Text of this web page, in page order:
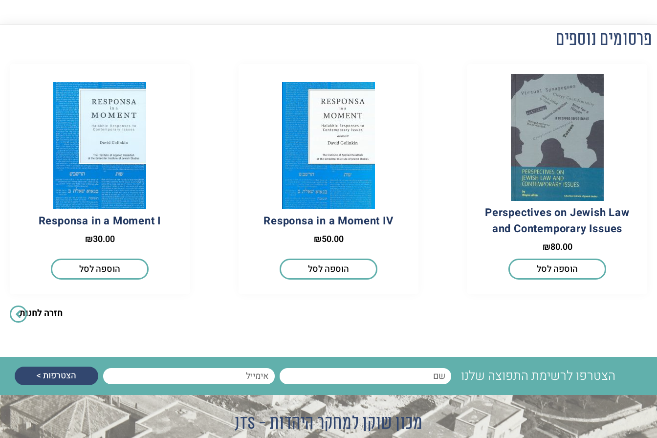
פרסומים נוספים
Perspectives on Jewish Law
and Contemporary Issues
₪80.00
הוספה לסל
Responsa in a Moment IV
₪50.00
הוספה לסל
Responsa in a Moment I
₪30.00
הוספה לסל
חזרה לחנות
הצטרפו לרשימת התפוצה שלנו הצטרפות >
מכון שוקן למחקר היהדות - JTS